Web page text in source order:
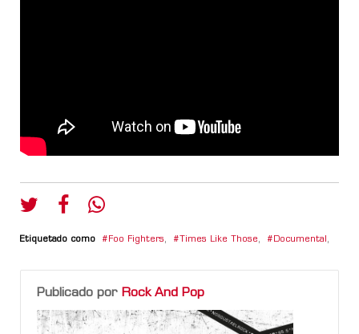
Etiquetado como Foo Fighters, Times Like Those, Documental ,
Publicado por Rock And Pop